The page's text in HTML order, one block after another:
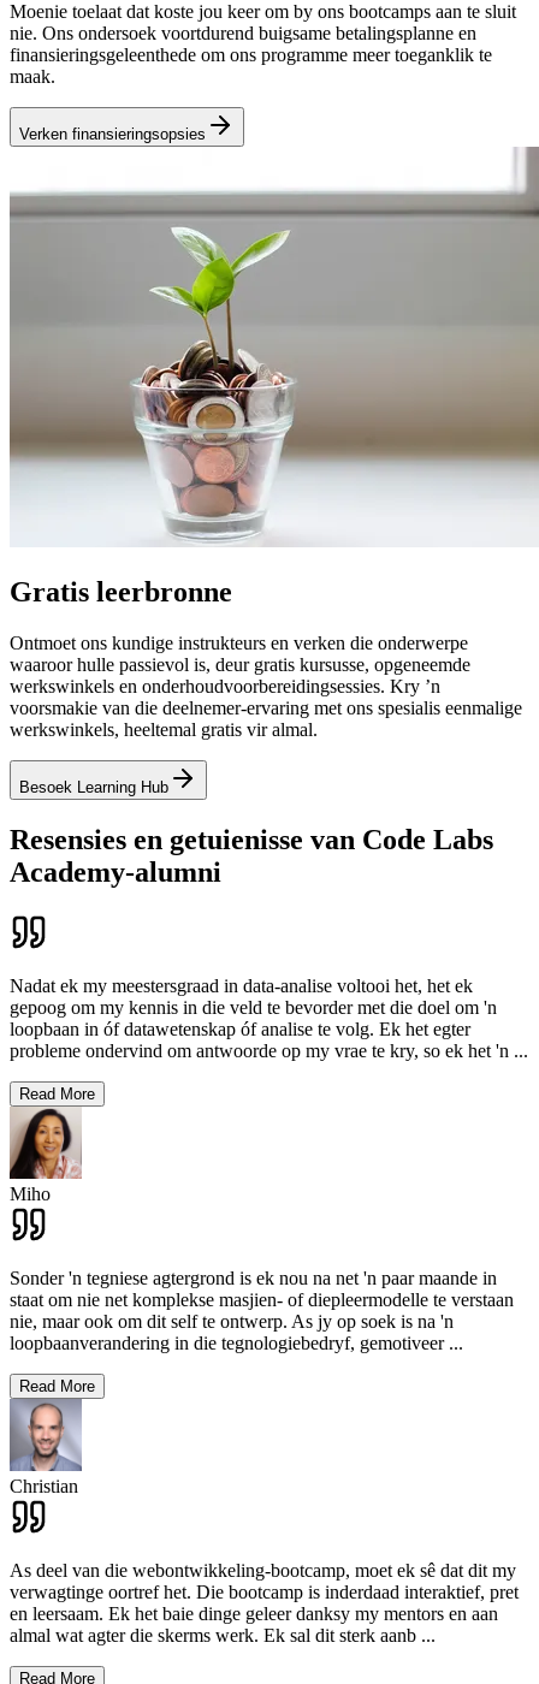
Moenie toelaat dat koste jou keer om by ons bootcamps aan te sluit
nie. Ons ondersoek voortdurend buigsame betalingsplanne en
finansieringsgeleenthede om ons programme meer toeganklik te
maak.
Verken finansieringsopsies
Gratis leerbronne
Ontmoet ons kundige instrukteurs en verken die onderwerpe
waaroor hulle passievol is, deur gratis kursusse, opgeneemde
werkswinkels en onderhoudvoorbereidingsessies. Kry ’n
voorsmakie van die deelnemer-ervaring met ons spesialis eenmalige
werkswinkels, heeltemal gratis vir almal.
Besoek Learning Hub
Resensies en getuienisse van Code Labs
Academy-alumni
Nadat ek my meestersgraad in data-analise voltooi het, het ek
gepoog om my kennis in die veld te bevorder met die doel om 'n
loopbaan in óf datawetenskap óf analise te volg. Ek het egter
probleme ondervind om antwoorde op my vrae te kry, so ek het 'n ...
Read More
Miho
Sonder 'n tegniese agtergrond is ek nou na net 'n paar maande in
staat om nie net komplekse masjien- of diepleermodelle te verstaan ​​
nie, maar ook om dit self te ontwerp. As jy op soek is na 'n
loopbaanverandering in die tegnologiebedryf, gemotiveer...
Read More
Christian
As deel van die webontwikkeling-bootcamp, moet ek sê dat dit my
verwagtinge oortref het. Die bootcamp is inderdaad interaktief, pret
en leersaam. Ek het baie dinge geleer danksy my mentors en aan
almal wat agter die skerms werk. Ek sal dit sterk aanb ...
Read More